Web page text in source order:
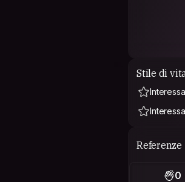
Stile di
Referenze
0